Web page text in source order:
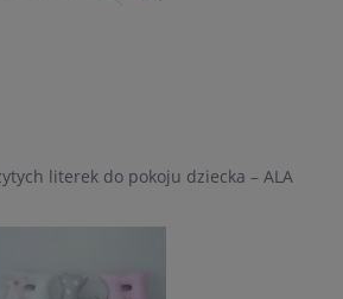
literek do pokoju dziecka – ALA